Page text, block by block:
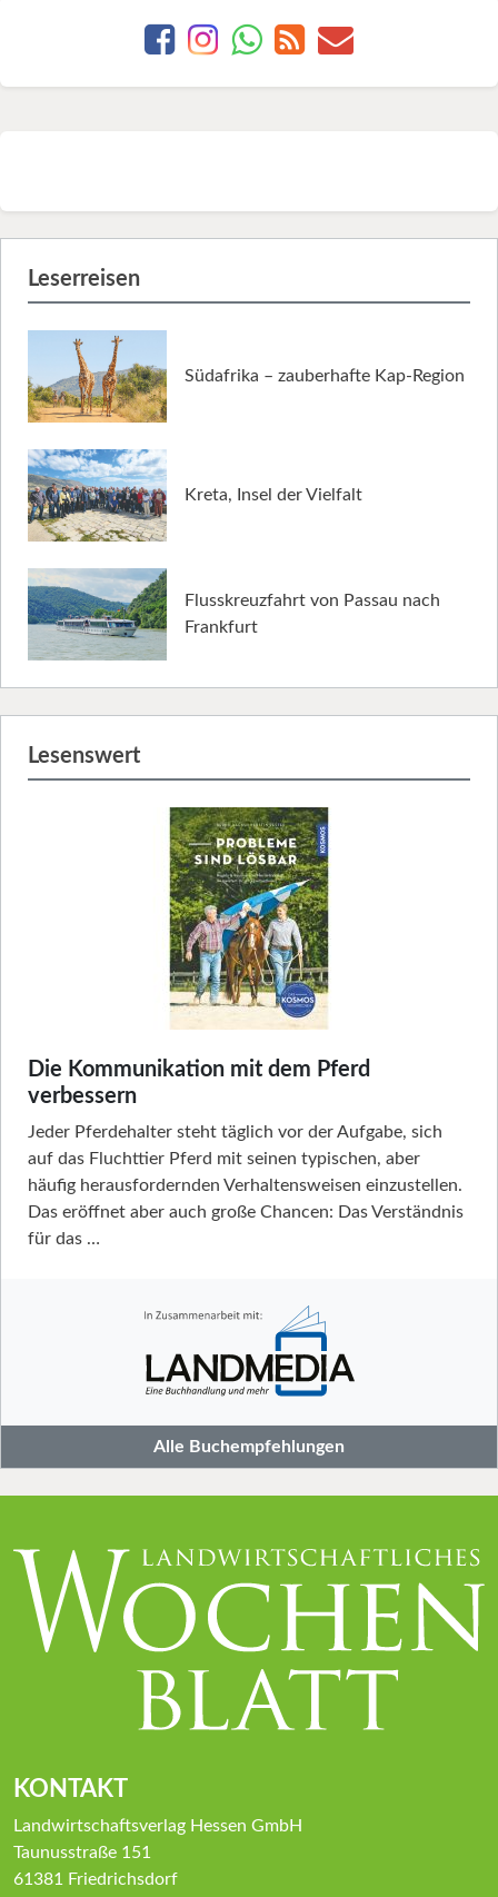
Leserreisen
Südafrika – zauberhafte Kap-Region
Kreta, Insel der Vielfalt
Flusskreuzfahrt von Passau nach
Frankfurt
Lesenswert
Die Kommunikation mit dem Pferd
verbessern
Jeder Pferdehalter steht täglich vor der Aufgabe, sich
auf das Fluchttier Pferd mit seinen typischen, aber
häufig herausfordernden Verhaltensweisen einzustellen.
Das eröffnet aber auch große Chancen: Das Verständnis
für das …
Alle Buchempfehlungen
KONTAKT
Landwirtschaftsverlag Hessen GmbH
Taunusstraße 151
61381 Friedrichsdorf